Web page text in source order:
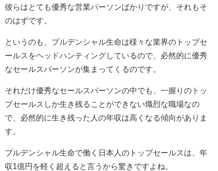
彼らはとても優秀な営業パーソンばかりですが、それもそ
のはずです。
というのも、プルデンシャル生命は様々な業界のトップセ
ールスをヘッドハンティングしているので、必然的に優秀
なセールスパーソンが集まってくるのです。
それだけ優秀なセールスパーソンの中でも、一握りのトッ
プセールスしか生き残ることができない熾烈な職場なの
で、必然的に生き残った人の年収は高くなる傾向がありま
す。
プルデンシャル生命で働く日本人のトップセールスは、年
収1億円を軽く超えると言うから驚きですよね。